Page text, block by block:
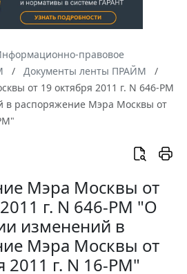
правовое
Документы ленты ПРАЙМ
от 19 октября 2011 г. N 646-РМ
в распоряжение Мэра Москвы от
Мэра Москвы от
г. N 646-РМ "О
изменений в
Мэра Москвы от
2011 г. N 16-РМ"